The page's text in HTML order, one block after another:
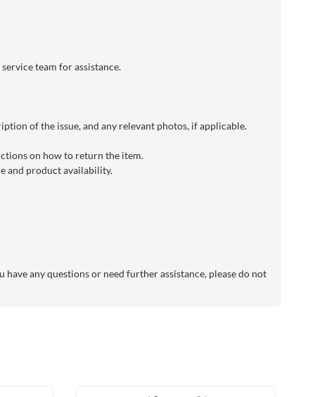
team for assistance.
of the issue, and any relevant photos, if applicable.
on how to return the item.
and product availability.
any questions or need further assistance, please do not